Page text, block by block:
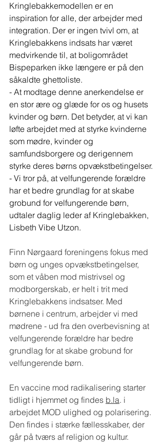
Kringlebakkemodellen er en
inspiration for alle, der arbejder med
integration. Der er ingen tvivl om, at
Kringlebakkens indsats har været
medvirkende til, at boligområdet
Bispeparken ikke længere er på den
såkaldte ghettoliste.
- At modtage denne anerkendelse er
en stor ære og glæde for os og husets
kvinder og børn. Det betyder, at vi kan
løfte arbejdet med at styrke kvinderne
som mødre, kvinder og
samfundsborgere og derigennem
styrke deres børns opvækstbetingelser.
- Vi tror på, at velfungerende forældre
har et bedre grundlag for at skabe
grobund for velfungerende børn,
udtaler daglig leder af Kringlebakken,
Lisbeth Vibe Utzon.
Finn Nørgaard foreningens fokus med
børn og unges opvækstbetingelser,
som et våben mod mistrivsel og
modborgerskab, er helt i trit med
Kringlebakkens indsatser. Med
børnene i centrum, arbejder vi med
mødrene - ud fra den overbevisning at
velfungerende forældre har bedre
grundlag for at skabe grobund for
velfungerende børn.
En vaccine mod radikalisering starter
tidligt i hjemmet og findes b.la. i
arbejdet MOD ulighed og polarisering.
Den findes i stærke fællesskaber, der
går på tværs af religion og kultur.